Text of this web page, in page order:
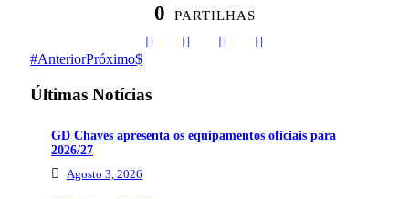
0 PARTILHAS
AnteriorPróximo
Últimas Notícias
GD Chaves apresenta os equipamentos oficiais para
2026/27
Agosto 3, 2026